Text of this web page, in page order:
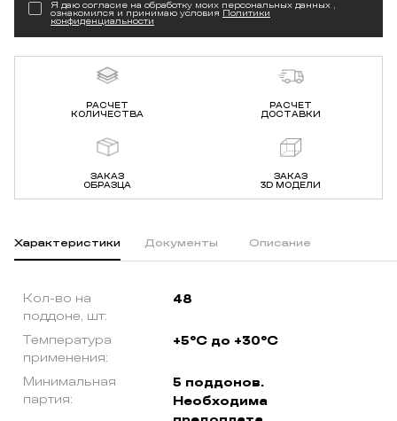
Я даю согласие на обработку моих персональных данных ,
ознакомился и принимаю условия Политики
конфиденциальности
РАСЧЕТ
КОЛИЧЕСТВА
РАСЧЕТ
ДОСТАВКИ
ЗАКАЗ
ОБРАЗЦА
ЗАКАЗ
3D МОДЕЛИ
Характеристики Документы Описание
Кол-во на
поддоне, шт:
48
Температура
применения:
+5°C до +30°C
Минимальная
партия:
5 поддонов.
Необходима